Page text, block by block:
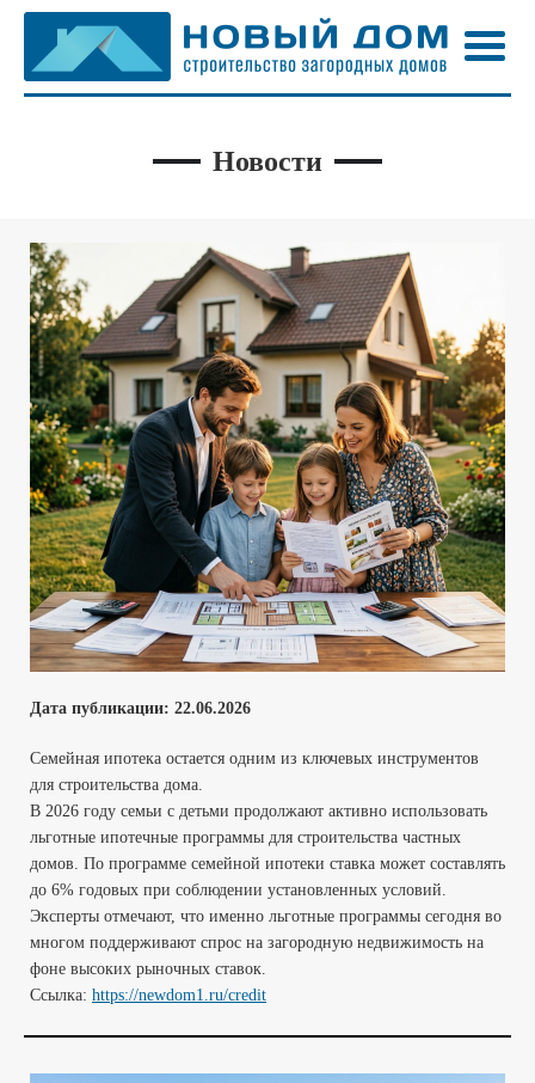
Новости
Дата публикации: 22.06.2026
Семейная ипотека остается одним из ключевых инструментов
для строительства дома.
В 2026 году семьи с детьми продолжают активно использовать
льготные ипотечные программы для строительства частных
домов. По программе семейной ипотеки ставка может составлять
до 6% годовых при соблюдении установленных условий.
Эксперты отмечают, что именно льготные программы сегодня во
многом поддерживают спрос на загородную недвижимость на
фоне высоких рыночных ставок.
Ссылка: https://newdom1.ru/credit